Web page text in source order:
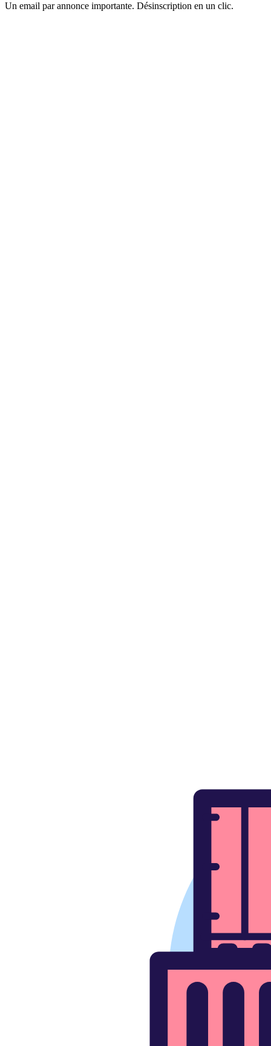
Un email par annonce importante. Désinscription en un clic.